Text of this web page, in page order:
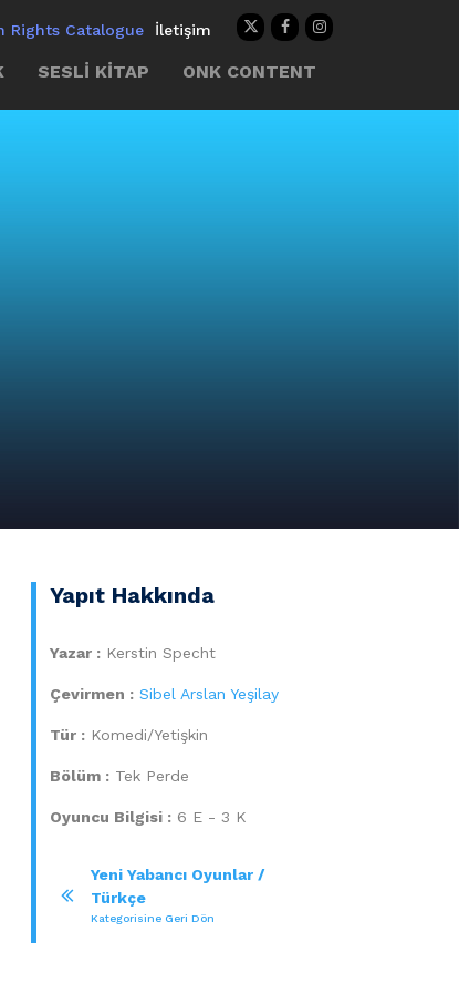
Rights Catalogue İletişim
SESLİ KİTAP ONK CONTENT
Yapıt Hakkında
Yazar : Kerstin Specht
Çevirmen : Sibel Arslan Yeşilay
Tür : Komedi/Yetişkin
Bölüm : Tek Perde
Oyuncu Bilgisi : 6 E - 3 K
Yeni Yabancı Oyunlar /
Türkçe
Kategorisine Geri Dön